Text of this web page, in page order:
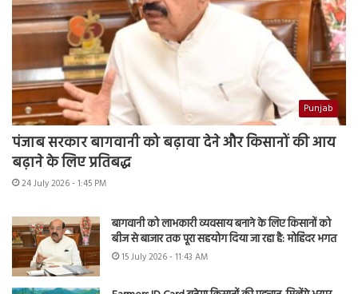
Punjab
पंजाब सरकार बागवानी को बढ़ावा देने और किसानों की आय
बढ़ाने के लिए प्रतिबद्ध
24 July 2026 - 1:45 PM
बागवानी को लाभकारी व्यवसाय बनाने के लिए किसानों को
बीज से बाजार तक पूरा सहयोग दिया जा रहा है: मोहिंदर भगत
15 July 2026 - 11:43 AM